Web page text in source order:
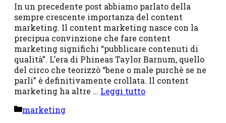
In un precedente post abbiamo parlato della
sempre crescente importanza del content
marketing. Il content marketing nasce con la
precipua convinzione che fare content
marketing significhi “pubblicare contenuti di
qualità”. L’era di Phineas Taylor Barnum, quello
del circo che teorizzò “bene o male purchè se ne
parli” è definitivamente crollata. Il content
marketing ha altre … Leggi tutto
Categorie
marketing